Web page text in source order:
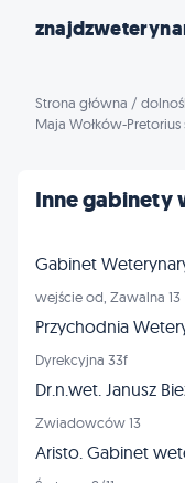
Strona główna /
Maja Wołków-
Inne gabinety
Gabinet
wejście od, Zawalna 13
Dyrekcyjna 33f
Zwiadowców 13